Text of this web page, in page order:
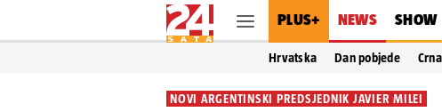
PLUS+ NEWS SHOW
Hrvatska Dan pobjede
NOVI ARGENTINSKI PREDSJEDNIK JAVIER MILEI